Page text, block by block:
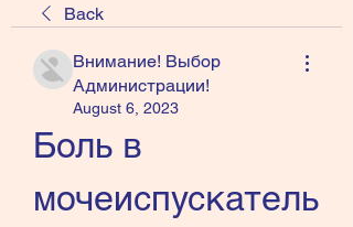
Back
Внимание! Выбор
Администрации!
August 6, 2023
Боль в
мочеиспускатель